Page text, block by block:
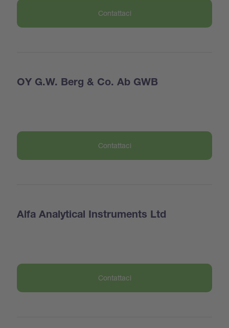
Contattaci
OY G.W. Berg & Co. Ab GWB
Contattaci
Alfa Analytical Instruments Ltd
Contattaci